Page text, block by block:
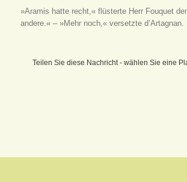
»Aramis hatte recht,« flüsterte Herr Fouquet
andere.« – »Mehr noch,« versetzte
Teilen Sie diese Nachricht - wählen Sie eine